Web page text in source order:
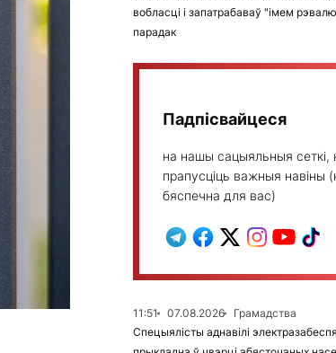
вобласці і запатрабаваў "імем
парадак
Падпісвайцеся
на нашы сацыяльныя сеткі,
прапусціць важныя навіны
бяспечна для вас)
11:51 07.08.2026
Грамадства
Спецыялісты аднавілі